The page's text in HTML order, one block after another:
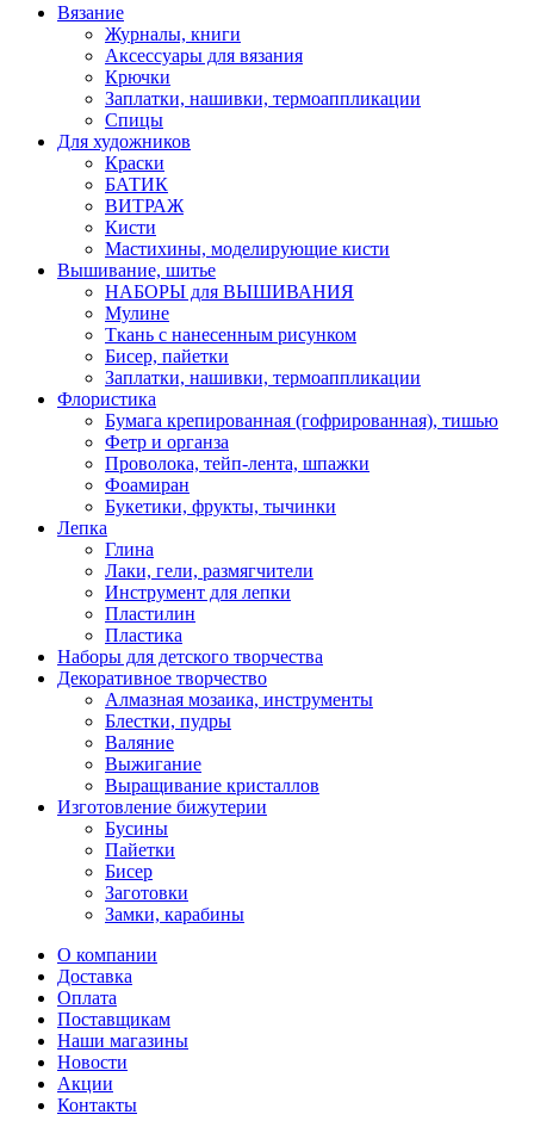
Вязание
Журналы, книги
Аксессуары для вязания
Крючки
Заплатки, нашивки, термоаппликации
Спицы
Для художников
Краски
БАТИК
ВИТРАЖ
Кисти
Мастихины, моделирующие кисти
Вышивание, шитье
НАБОРЫ для ВЫШИВАНИЯ
Мулине
Ткань с нанесенным рисунком
Бисер, пайетки
Заплатки, нашивки, термоаппликации
Флористика
Бумага крепированная (гофрированная), тишью
Фетр и органза
Проволока, тейп-лента, шпажки
Фоамиран
Букетики, фрукты, тычинки
Лепка
Глина
Лаки, гели, размягчители
Инструмент для лепки
Пластилин
Пластика
Наборы для детского творчества
Декоративное творчество
Алмазная мозаика, инструменты
Блестки, пудры
Валяние
Выжигание
Выращивание кристаллов
Изготовление бижутерии
Бусины
Пайетки
Бисер
Заготовки
Замки, карабины
О компании
Доставка
Оплата
Поставщикам
Наши магазины
Новости
Акции
Контакты